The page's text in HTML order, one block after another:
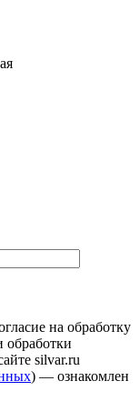
на обработку
silvar.ru
) — ознакомлен